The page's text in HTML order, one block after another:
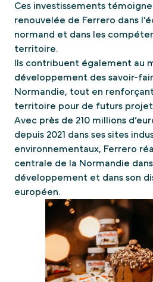
Ces investissements
renouvelée de Ferrero dans
normand et dans les
territoire.
Ils contribuent également au
développement des savoir-
Normandie, tout en
territoire pour de futurs
Avec près de 210 millions
depuis 2021 dans ses sites
environnementaux, Ferrero
centrale de la Normandie
développement et dans son
européen.